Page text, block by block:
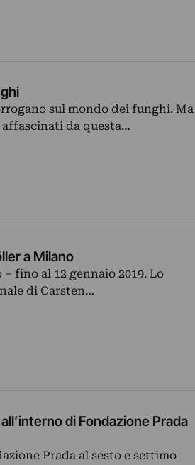
sul mondo dei funghi. Ma
da questa…
a Milano
fino al 12 gennaio 2019. Lo
di Carsten…
di Fondazione Prada
Prada al sesto e settimo